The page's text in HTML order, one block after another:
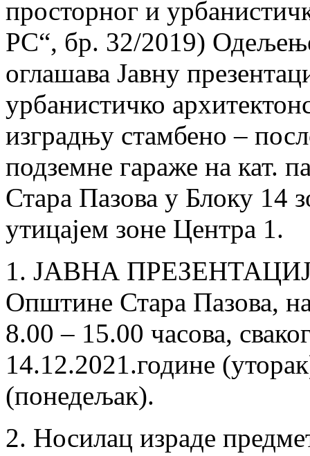
просторног и
РС“, бр. 32/2019)
оглашава Јавну
урбанистичко
изградњу стамбено –
подземне гараже на кат.
Стара Пазова у Блоку 14
утицајем зоне Центра 1.
1. ЈАВНА ПРЕЗЕНТАЦИЈА
Oпштине Стара Пазова,
8.00 – 15.00 часова,
14.12.2021.године
(понедељак).
2. Носилац израде